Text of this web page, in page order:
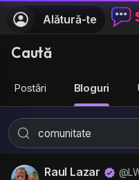
Alătură-te
Caută
Postări Bloguri
Raul Lazar